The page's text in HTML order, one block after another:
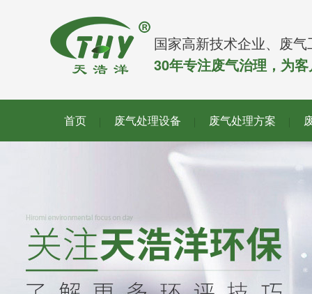
国家高新技术企业、废
30年专注废气治理，为
首页 废气处理设备 废气处理方案